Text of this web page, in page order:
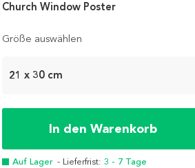
Größe auswählen
21 x 30 cm
In den Warenkorb
Auf Lager - Lieferfrist: 3 - 7 Tage
Church Window Poster